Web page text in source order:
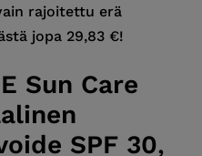
rajoitettu erä
jopa 29,83 €!
Sun Care
SPF 30,